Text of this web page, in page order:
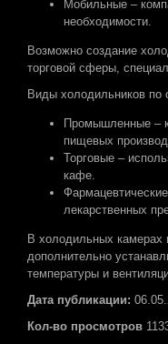
Мобильные –
необходимости.
Возможно создание
торговой сферы,
Виды холодильников по
Промышленные –
пищевых
Торговые –
кафе.
лекарственных
В холодильных камерах
дополнительно
температуры и
Дата публикации:
Кол-во просмотров